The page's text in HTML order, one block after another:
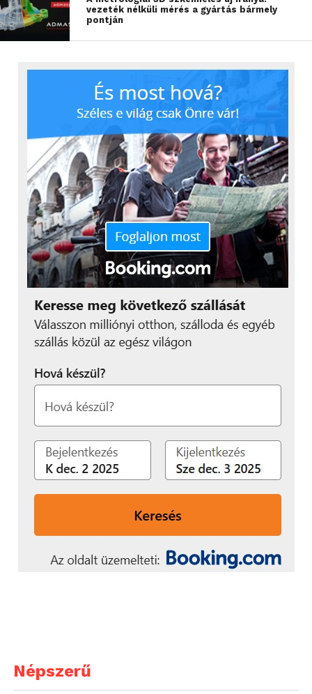
vezeték nélküli mérés a gyártás bármely
pontján
Népszerű